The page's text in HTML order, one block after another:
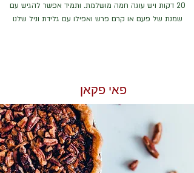
20 דקות ויש עוגה חמה מושלמת. ותמיד אפשר להגיש עם
שמנת של פעם או קרם פרש ואפילו עם גלידת וניל שלנו
פאי פקאן